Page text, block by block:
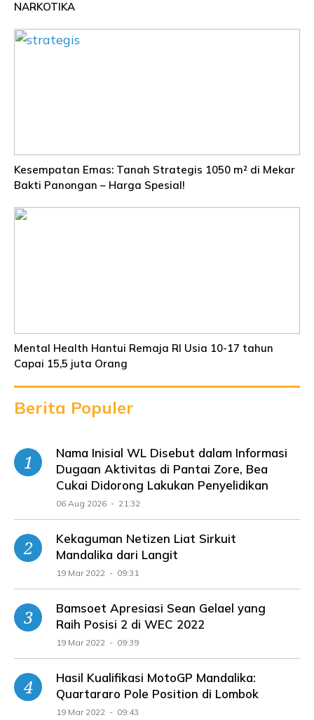
NARKOTIKA
Kesempatan Emas: Tanah Strategis 1050 m² di Mekar
Bakti Panongan – Harga Spesial!
Mental Health Hantui Remaja RI Usia 10-17 tahun
Capai 15,5 juta Orang
Berita Populer
Nama Inisial WL Disebut dalam Informasi
Dugaan Aktivitas di Pantai Zore, Bea
Cukai Didorong Lakukan Penyelidikan
06 Aug 2026 - 21:32
Kekaguman Netizen Liat Sirkuit
Mandalika dari Langit
19 Mar 2022 - 09:31
Bamsoet Apresiasi Sean Gelael yang
Raih Posisi 2 di WEC 2022
19 Mar 2022 - 09:39
Hasil Kualifikasi MotoGP Mandalika:
Quartararo Pole Position di Lombok
19 Mar 2022 - 09:43